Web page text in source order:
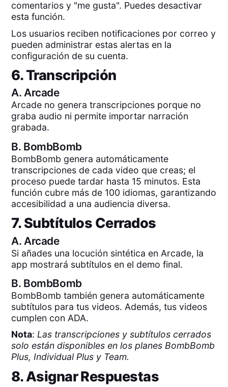
comentarios y "me gusta". Puedes desactivar
esta función.
Los usuarios reciben notificaciones por correo y
pueden administrar estas alertas en la
configuración de su cuenta.
6. Transcripción
A.Arcade
Arcade no genera transcripciones porque no
graba audio ni permite importar narración
grabada.
B. BombBomb
BombBomb genera automáticamente
transcripciones de cada video que creas; el
proceso puede tardar hasta 15 minutos. Esta
función cubre más de 100 idiomas, garantizando
accesibilidad a una audiencia diversa.
7. Subtítulos Cerrados
A. Arcade
Si añades una locución sintética en Arcade, la
app mostrará subtítulos en el demo final.
B. BombBomb
BombBomb también genera automáticamente
subtítulos para tus videos. Además, tus videos
cumplen con ADA.
Nota:Las transcripciones y subtítulos cerrados
solo están disponibles en los planes BombBomb
Plus, Individual Plus y Team.
8. Asignar Respuestas